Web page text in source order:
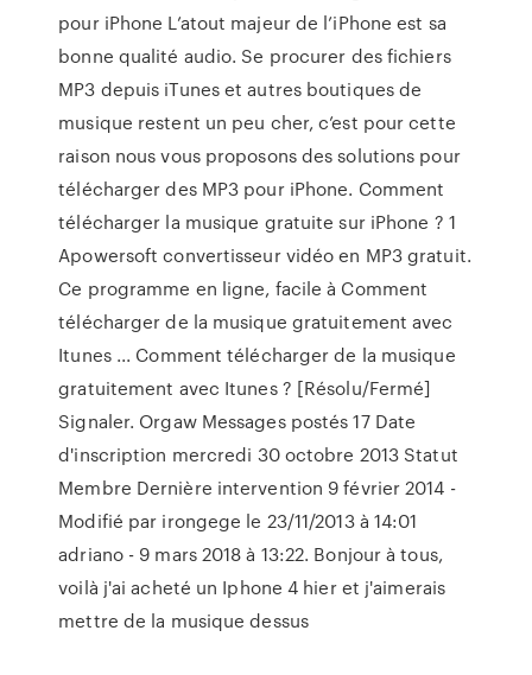
pour iPhone L’atout majeur de l’iPhone est sa
bonne qualité audio. Se procurer des fichiers
MP3 depuis iTunes et autres boutiques de
musique restent un peu cher, c’est pour cette
raison nous vous proposons des solutions pour
télécharger des MP3 pour iPhone. Comment
télécharger la musique gratuite sur iPhone ? 1
Apowersoft convertisseur vidéo en MP3 gratuit.
Ce programme en ligne, facile à Comment
télécharger de la musique gratuitement avec
Itunes ... Comment télécharger de la musique
gratuitement avec Itunes ? [Résolu/Fermé]
Signaler. Orgaw Messages postés 17 Date
d'inscription mercredi 30 octobre 2013 Statut
Membre Dernière intervention 9 février 2014 -
Modifié par irongege le 23/11/2013 à 14:01
adriano - 9 mars 2018 à 13:22. Bonjour à tous,
voilà j'ai acheté un Iphone 4 hier et j'aimerais
mettre de la musique dessus